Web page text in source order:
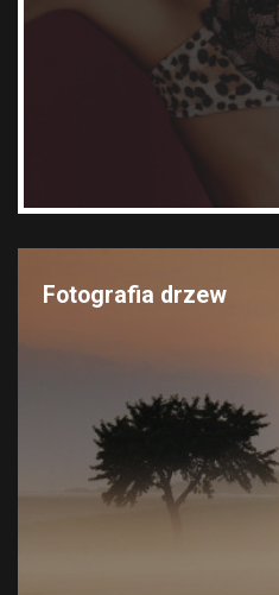
Fotografia drzew